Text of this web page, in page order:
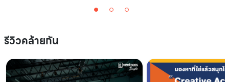
รีวิวคล้ายกัน